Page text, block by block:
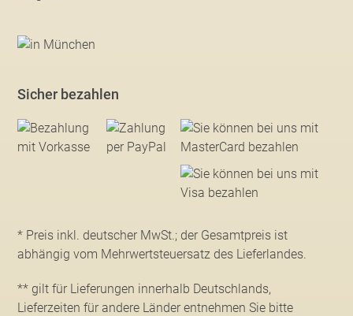
Sicher bezahlen
* Preis inkl. deutscher MwSt.; der Gesamtpreis ist
abhängig vom Mehrwertsteuersatz des Lieferlandes.
** gilt für Lieferungen innerhalb Deutschlands,
Lieferzeiten für andere Länder entnehmen Sie bitte